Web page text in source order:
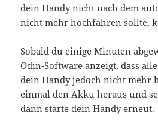
dein Handy nicht nach dem
nicht mehr hochfahren sollte,
Sobald du einige Minuten
Odin-Software anzeigt, dass
dein Handy jedoch nicht mehr
einmal den Akku heraus und
dann starte dein Handy erneut.